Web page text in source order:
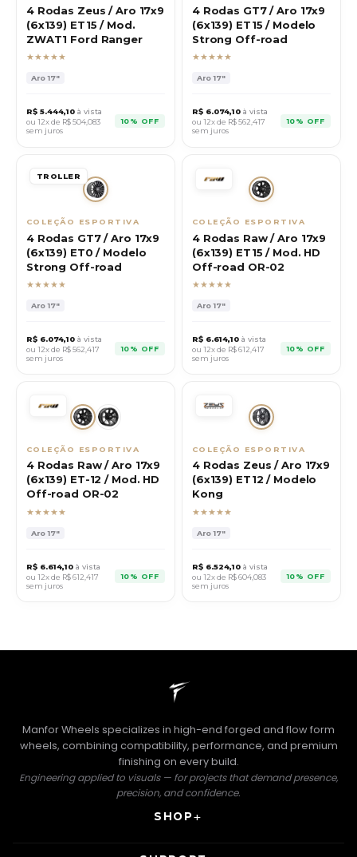
4 Rodas Zeus / Aro 17x9
(6x139) ET15 / Mod.
ZWAT1 Ford Ranger
★★★★★
Aro17"
R$ 5.444,10 à vista
ou 12x de R$504,083
sem juros
10% OFF
4 Rodas GT7 / Aro 17x9
(6x139) ET15 / Modelo
Strong Off-road
★★★★★
Aro17"
R$ 6.074,10 à vista
ou 12x de R$562,417
sem juros
10% OFF
TROLLER
COLEÇÃO ESPORTIVA
4 Rodas GT7 / Aro 17x9
(6x139) ET0 / Modelo
Strong Off-road
★★★★★
Aro17"
R$ 6.074,10 à vista
ou 12x de R$562,417
sem juros
10% OFF
COLEÇÃO ESPORTIVA
4 Rodas Raw / Aro 17x9
(6x139) ET15 / Mod. HD
Off-road OR-02
★★★★★
Aro17"
R$ 6.614,10 à vista
ou 12x de R$612,417
sem juros
10% OFF
COLEÇÃO ESPORTIVA
4 Rodas Raw / Aro 17x9
(6x139) ET-12 / Mod. HD
Off-road OR-02
★★★★★
Aro17"
R$ 6.614,10 à vista
ou 12x de R$612,417
sem juros
10% OFF
COLEÇÃO ESPORTIVA
4 Rodas Zeus / Aro 17x9
(6x139) ET12 / Modelo
Kong
★★★★★
Aro17"
R$ 6.524,10 à vista
ou 12x de R$604,083
sem juros
10% OFF
Manfor Wheels specializes in high-end forged and flow form
wheels, combining compatibility, performance, and premium
finishing on every build.
Engineering applied to visuals — for projects that demand presence,
precision, and confidence.
SHOP